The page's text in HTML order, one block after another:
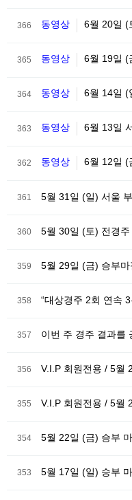
366 동영상 6월 20일 (
365 동영상 6월 19일 (
364 동영상 6월 14일 (
363 동영상 6월 13일
362 동영상 6월 12일 (
361 5월 31일 (일) 서울
360 5월 30일 (토) 전경
359 5월 29일 (금) 승부
358 “대상경주 2회 연속
357 이번 주 경주 결과를
356 V.I.P 회원전용 / 5월
355 V.I.P 회원전용 / 5월
354 5월 22일 (금) 승부
353 5월 17일 (일) 승부